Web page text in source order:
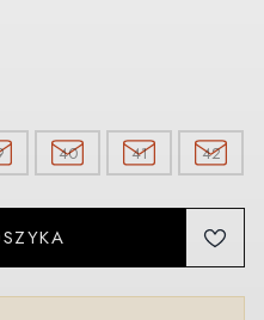
40 41 42